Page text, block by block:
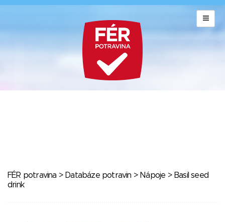
FÉR potravina > Databáze potravin > Nápoje > Basil seed
drink